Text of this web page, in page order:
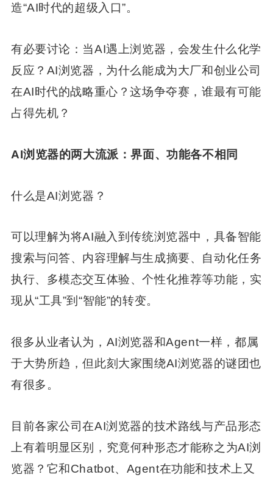
造“AI时代的超级入口”。
有必要讨论：当AI遇上浏览器，会发生什么化学
反应？AI浏览器，为什么能成为大厂和创业公司
在AI时代的战略重心？这场争夺赛，谁最有可能
占得先机？
AI浏览器的两大流派：界面、功能各不相同
什么是AI浏览器？
可以理解为将AI融入到传统浏览器中，具备智能
搜索与问答、内容理解与生成摘要、自动化任务
执行、多模态交互体验、个性化推荐等功能，实
现从“工具”到“智能”的转变。
很多从业者认为，AI浏览器和Agent一样，都属
于大势所趋，但此刻大家围绕AI浏览器的谜团也
有很多。
目前各家公司在AI浏览器的技术路线与产品形态
上有着明显区别，究竟何种形态才能称之为AI浏
览器？它和Chatbot、Agent在功能和技术上又